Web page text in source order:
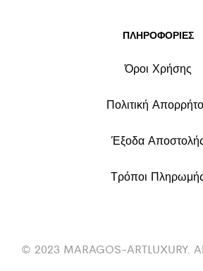
ΠΛΗΡΟΦΟΡΙΕΣ
Όροι Χρήσης
Πολιτική
Έξοδα
Τρόποι
© 2023 MARAGOS-ARTLUXURY.